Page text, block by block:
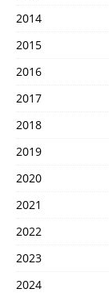
2014
2015
2016
2017
2018
2019
2020
2021
2022
2023
2024